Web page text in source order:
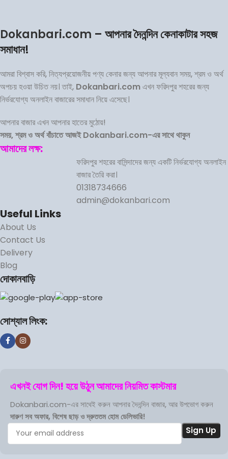
Dokanbari.com – আপনার দৈনন্দিন কেনাকাটার সহজ
সমাধান!
আমরা বিশ্বাস করি, নিত্যপ্রয়োজনীয় পণ্য কেনার জন্য আপনার মূল্যবান সময়, শ্রম ও অর্থ
অপচয় হওয়া উচিত নয়। তাই, Dokanbari.comএখন ফরিদপুর শহরের জন্য
নির্ভরযোগ্য অনলাইন বাজারের সমাধান নিয়ে এসেছে।
আপনার বাজার এখন আপনার হাতের মুঠোয়!
সময়, শ্রম ও অর্থ বাঁচাতে আজই Dokanbari.com-এর সাথে থাকুন
আমাদের লক্ষ:
ফরিদপুর শহরের বাসিন্দাদের জন্য একটি নির্ভরযোগ্য অনলাইন
বাজার তৈরি করা।
01318734666
admin@dokanbari.com
Useful Links
About Us
Contact Us
Delivery
Blog
দোকানবাড়ি
সোশ্যাল লিংক:
এখনই যোগ দিন! হয়ে উঠুন আমাদের নিয়মিত কাস্টমার
Dokanbari.com-এর সাথেই করুন আপনার দৈনন্দিন বাজার, আর উপভোগ করুন
দারুণ সব অফার, বিশেষ ছাড় ও দ্রুততম হোম ডেলিভারি!